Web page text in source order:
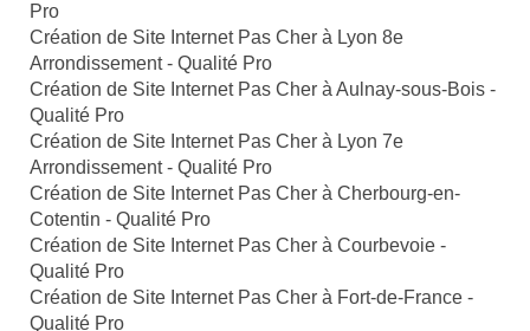
Pro
Création de Site Internet Pas Cher à Lyon 8e
Arrondissement - Qualité Pro
Création de Site Internet Pas Cher à Aulnay-sous-Bois -
Qualité Pro
Création de Site Internet Pas Cher à Lyon 7e
Arrondissement - Qualité Pro
Création de Site Internet Pas Cher à Cherbourg-en-
Cotentin - Qualité Pro
Création de Site Internet Pas Cher à Courbevoie -
Qualité Pro
Création de Site Internet Pas Cher à Fort-de-France -
Qualité Pro